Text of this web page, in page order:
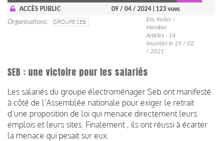
ACCÈS PUBLIC 09 / 04 / 2024 | 123 vues
Organisations GROUPE SEB
Eric Keller /
Membre
Articles : 14
Inscrit(e) le 25 / 02
/ 2021
SEB : une victoire pour les salariés
Les salariés du groupe électroménager Seb ont manifesté
à côté de l’Assemblée nationale pour exiger le retrait
d’une proposition de loi qui menace directement leurs
emplois et leurs sites. Finalement , ils ont réussi à écarter
la menace qui pesait sur eux.